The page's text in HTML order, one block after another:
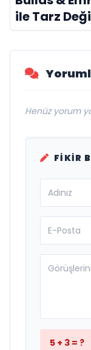
ile Tarz
Henüz yorum
FIKIR
5 + 3 = ?